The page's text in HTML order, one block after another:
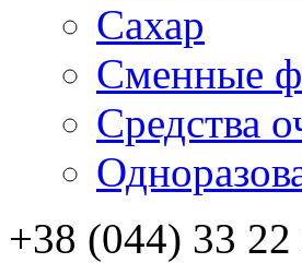
Сахар
Сменные
Средства
+38 (044) 33 22